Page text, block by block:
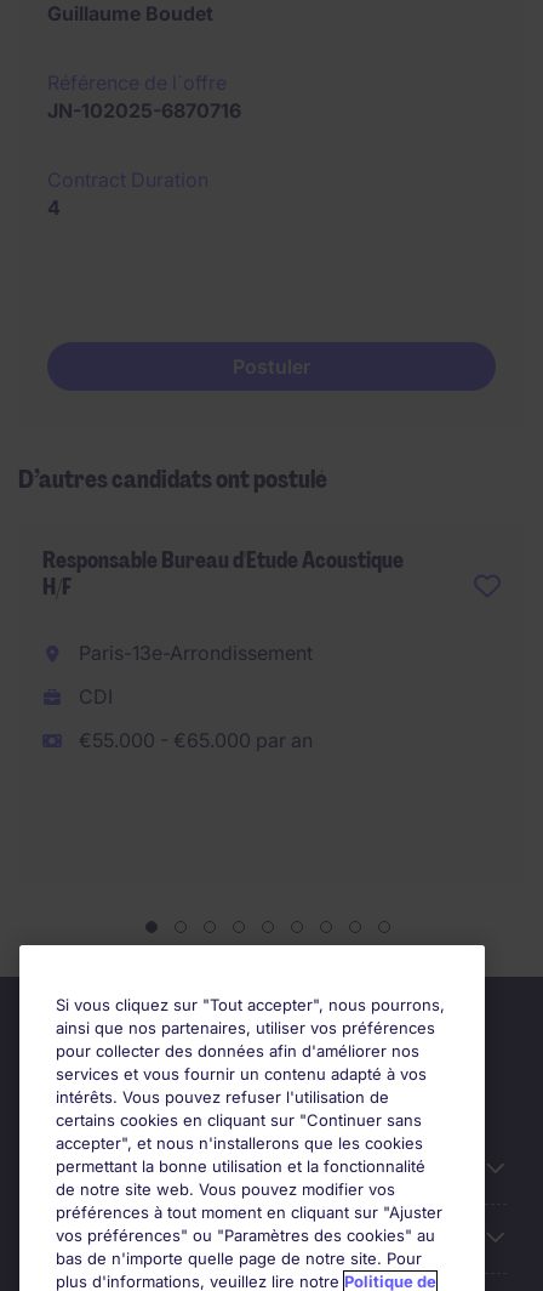
Guillaume Boudet
JN-102025-6870716
4
Postuler
D’autres candidats ont postulé
Responsable Bureau d'Etude Acoustique
H/F
Paris-13e-Arrondissement
CDI
€55.000 - €65.000 par an
Candidats
Entreprises
Si vous cliquez sur "Tout accepter", nous pourrons,
ainsi que nos partenaires, utiliser vos préférences
pour collecter des données afin d'améliorer nos
services et vous fournir un contenu adapté à vos
intérêts. Vous pouvez refuser l'utilisation de
certains cookies en cliquant sur "Continuer sans
accepter", et nous n'installerons que les cookies
permettant la bonne utilisation et la fonctionnalité
de notre site web. Vous pouvez modifier vos
préférences à tout moment en cliquant sur "Ajuster
vos préférences" ou "Paramètres des cookies" au
bas de n'importe quelle page de notre site. Pour
plus d'informations, veuillez lire notre Politique de